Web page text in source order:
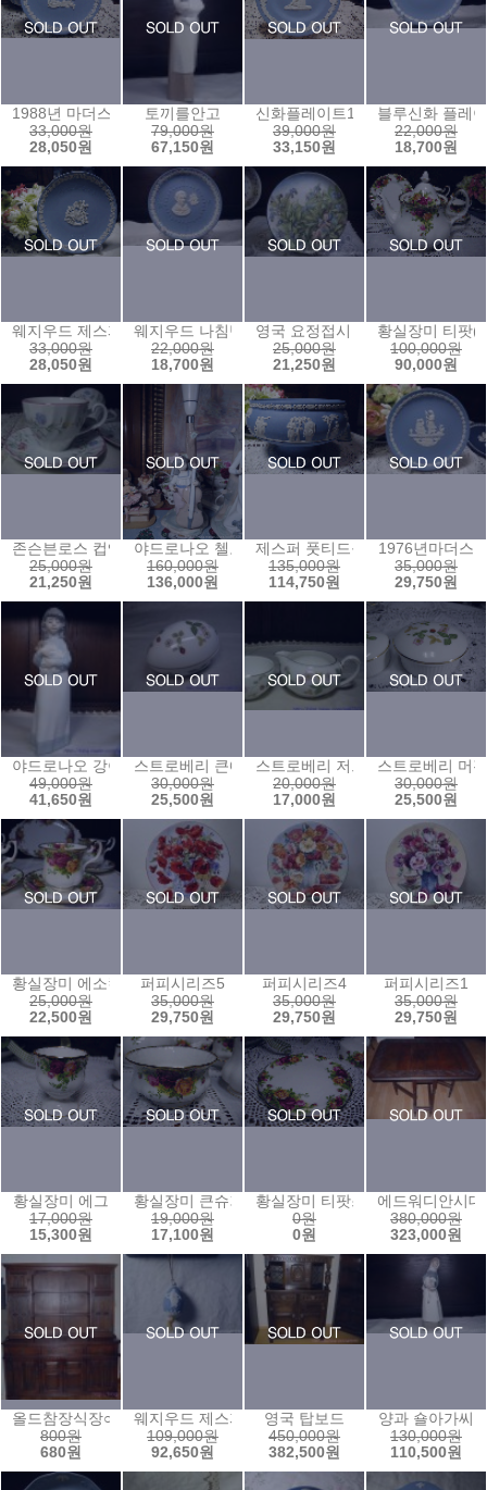
1988년 마더스 플레이트
33,000원
28,050원
토끼를안고
79,000원
67,150원
신화플레이트1
39,000원
33,150원
블루신화 플레
22,000원
18,700원
웨지우드 제스퍼 1992년 크리스마스 플레이트
33,000원
28,050원
웨지우드 나침반 기념접시0
22,000원
18,700원
영국 요정접시 9
25,000원
21,250원
황실장미 티팟(
100,000원
90,000원
존슨븐로스 컵앤소서2
25,000원
21,250원
야드로나오 첼로소녀램프
160,000원
136,000원
제스퍼 풋티드볼
135,000원
114,750원
1976년마더스
35,000원
29,750원
야드로나오 강아지안은소녀
49,000원
41,650원
스트로베리 큰에그보석함
30,000원
25,500원
스트로베리 저그(c)
20,000원
17,000원
스트로베리 머
30,000원
25,500원
황실장미 에소컵앤소서
25,000원
22,500원
퍼피시리즈5
35,000원
29,750원
퍼피시리즈4
35,000원
29,750원
퍼피시리즈1
35,000원
29,750원
황실장미 에그
17,000원
15,300원
황실장미 큰슈거볼
19,000원
17,100원
황실장미 티팟스탠드
0원
0원
에드워디안시
380,000원
323,000원
올드참장식장○
800원
680원
웨지우드 제스퍼 쥬얼리3
109,000원
92,650원
영국 탑보드
450,000원
382,500원
양과 숄아가씨
130,000원
110,500원